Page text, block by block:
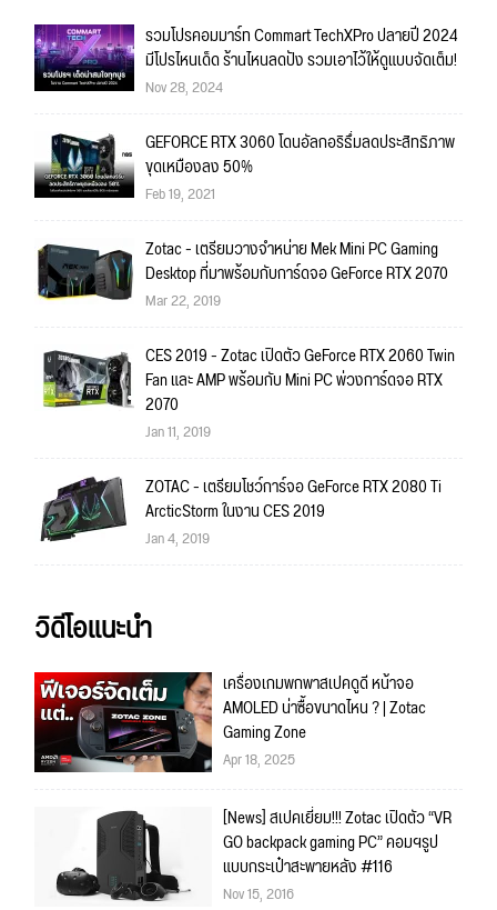
รวมโปรคอมมาร์ท Commart TechXPro ปลายปี 2024
มีโปรไหนเด็ด ร้านไหนลดปัง รวมเอาไว้ให้ดูแบบจัดเต็ม!
Nov 28, 2024
GEFORCE RTX 3060 โดนอัลกอริธึ่มลดประสิทธิภาพ
ขุดเหมืองลง 50%
Feb 19, 2021
Zotac - เตรียมวางจำหน่าย Mek Mini PC Gaming
Desktop ที่มาพร้อมกับการ์ดจอ GeForce RTX 2070
Mar 22, 2019
CES 2019 - Zotac เปิดตัว GeForce RTX 2060 Twin
Fan และ AMP พร้อมกับ Mini PC พ่วงการ์ดจอ RTX
2070
Jan 11, 2019
ZOTAC - เตรียมโชว์การ์จอ GeForce RTX 2080 Ti
ArcticStorm ในงาน CES 2019
Jan 4, 2019
วิดีโอแนะนำ
เครื่องเกมพกพาสเปคดูดี หน้าจอ
AMOLED น่าซื้อขนาดไหน ? | Zotac
Gaming Zone
Apr 18, 2025
[News] สเปคเยี่ยม!!! Zotac เปิดตัว “VR
GO backpack gaming PC” คอมฯรูป
แบบกระเป๋าสะพายหลัง #116
Nov 15, 2016